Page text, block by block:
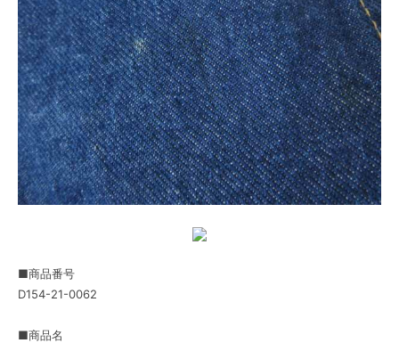
■商品番号
D154-21-0062
■商品名